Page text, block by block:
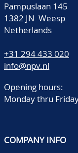
Pampuslaan 145
1382 JN Weesp
Netherlands
+31 294 433 020
info@npv.nl
Opening hours:
Monday thru
COMPANY INFO